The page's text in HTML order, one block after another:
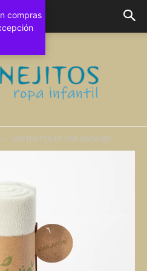
Conejitos
Bebes
MANTA POLAR LISA NARANJO
compras